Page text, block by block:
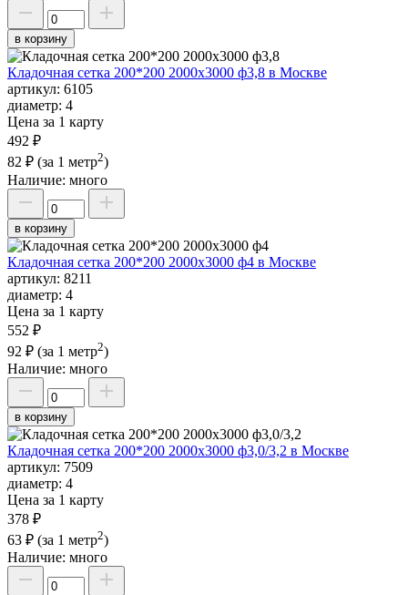
в корзину
Кладочная сетка 200*200 2000х3000 ф3,8 в Москве
артикул: 6105
диаметр: 4
Цена за 1 карту
492 ₽
82 ₽ (за 1 метр2)
Наличие: много
в корзину
Кладочная сетка 200*200 2000х3000 ф4 в Москве
артикул: 8211
диаметр: 4
Цена за 1 карту
552 ₽
92 ₽ (за 1 метр2)
Наличие: много
в корзину
Кладочная сетка 200*200 2000х3000 ф3,0/3,2 в Москве
артикул: 7509
диаметр: 4
Цена за 1 карту
378 ₽
63 ₽ (за 1 метр2)
Наличие: много